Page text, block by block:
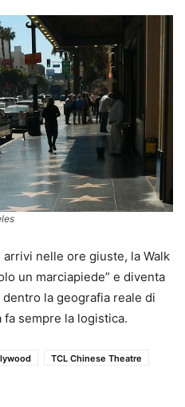
nelle ore giuste, la Walk
un marciapiede” e diventa
dentro la geografia reale di
fa sempre la logistica.
TCL Chinese Theatre